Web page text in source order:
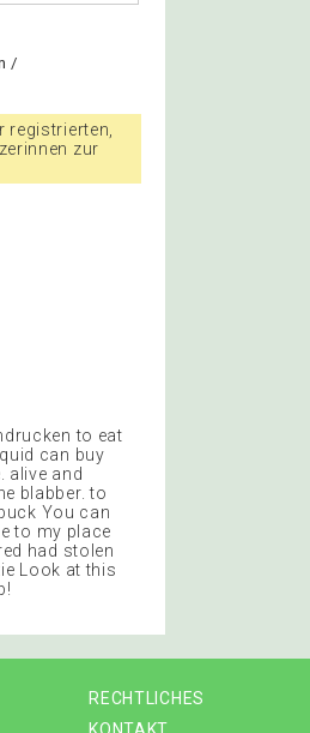
/
registrierten,
zur
to eat
can buy
alive and
blabber. to
You can
to my place
had stolen
Look at this
RECHTLICHES